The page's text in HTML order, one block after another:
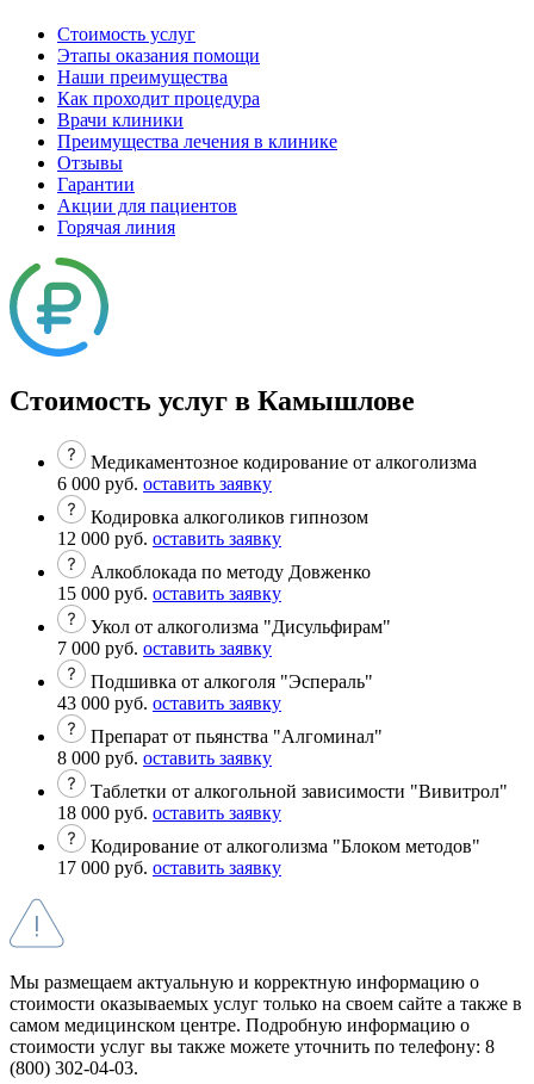
Стоимость услуг
Этапы оказания помощи
Наши преимущества
Как проходит процедура
Врачи клиники
Преимущества лечения в клинике
Отзывы
Гарантии
Акции для пациентов
Горячая линия
Стоимость услуг в Камышлове
Медикаментозное кодирование от алкоголизма
6 000 руб. оставить заявку
Кодировка алкоголиков гипнозом
12 000 руб. оставить заявку
Алкоблокада по методу Довженко
15 000 руб. оставить заявку
Укол от алкоголизма "Дисульфирам"
7 000 руб. оставить заявку
Подшивка от алкоголя "Эспераль"
43 000 руб. оставить заявку
Препарат от пьянства "Алгоминал"
8 000 руб. оставить заявку
Таблетки от алкогольной зависимости "Вивитрол"
18 000 руб. оставить заявку
Кодирование от алкоголизма "Блоком методов"
17 000 руб. оставить заявку
Мы размещаем актуальную и корректную информацию о
стоимости оказываемых услуг только на своем сайте а также в
самом медицинском центре. Подробную информацию о
стоимости услуг вы также можете уточнить по телефону: 8
(800) 302-04-03.